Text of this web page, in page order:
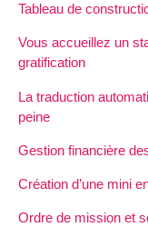
Tableau de
Vous accueillez un
gratification
La traduction
peine
Gestion financière
Création d’une mini
Ordre de mission et